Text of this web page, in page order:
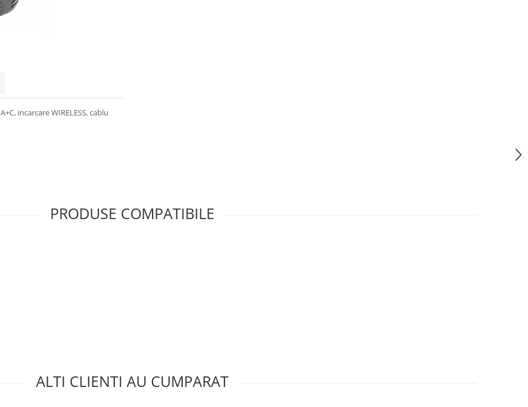
incarcare WIRELESS, cablu
PRODUSE COMPATIBILE
ALTI CLIENTI AU CUMPARAT